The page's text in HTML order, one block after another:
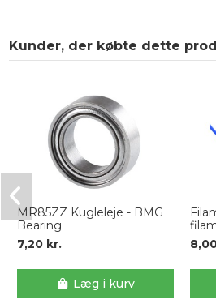
Kunder, der købte dette
MR85ZZ Kugleleje - BMG
Bearing
7,20 kr.
Læg i kurv